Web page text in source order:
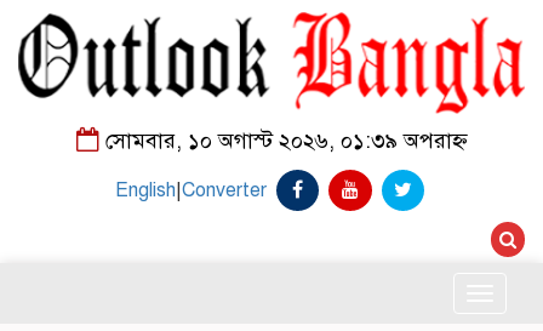
সোমবার, ১০ অগাস্ট ২০২৬, ০১:৩৯ অপরাহ্ন
English|Converter